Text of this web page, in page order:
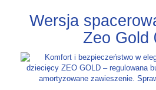
Wersja
Zeo Gold